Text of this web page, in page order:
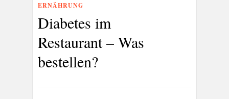
ERNÄHRUNG
Diabetes im
Restaurant – Was
bestellen?